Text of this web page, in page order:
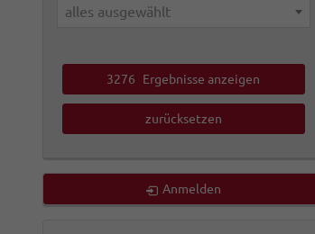
alles ausgewählt
3276 Ergebnisse anzeigen
zurücksetzen
Anmelden